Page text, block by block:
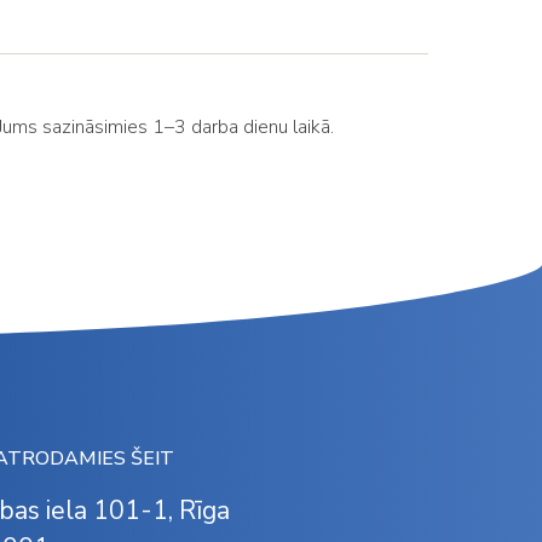
sazināsimies 1–3 darba dienu laikā.
ŠEIT
iela 101-1, Rīga